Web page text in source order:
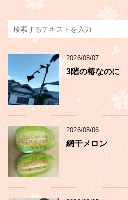
2026/08/07
3階の椿なのに
2026/08/06
網干メロン